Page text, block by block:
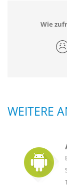
Wie
WEITERE